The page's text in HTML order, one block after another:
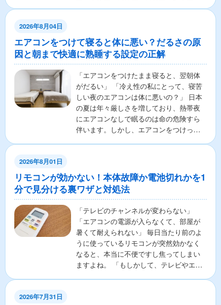
2026年8月04日
エアコンをつけて寝ると体に悪い？だるさの原
因と朝まで快適に熟睡する設定の正解
「エアコンをつけたまま寝ると、翌朝体
がだるい」 「冷え性の私にとって、寝苦
しい夜のエアコンは体に悪いの？」 日本
の夏は年々厳しさを増しており、熱帯夜
にエアコンなしで眠るのは命の危険すら
伴います。しかし、エアコンをつけっぱ
2026年8月01日
リモコンが効かない！本体故障か電池切れかを1
分で見分ける裏ワザと対処法
「テレビのチャンネルが変わらない」
「エアコンの電源が入らなくて、部屋が
暑くて耐えられない」 毎日当たり前のよ
うに使っているリモコンが突然効かなく
なると、本当に不便ですし焦ってしまい
ますよね。 「もしかして、テレビやエア
2026年7月31日